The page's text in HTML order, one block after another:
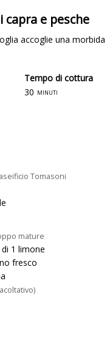
e pesche
accoglie una
Tempo di cottura
30 minuti
Tomasoni
mature
1 limone
fresco